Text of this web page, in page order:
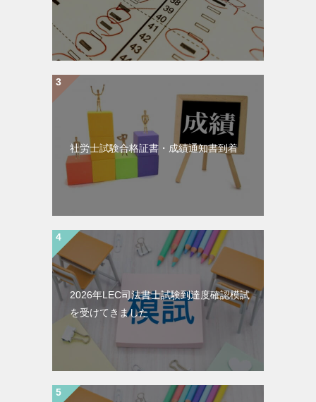
社労士試験合格証書・成績通知書到着
2026年LEC司法書士試験到達度確認模試
を受けてきました